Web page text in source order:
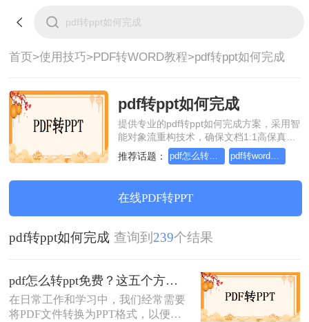
首页>使用技巧>PDF转WORD教程>pdf转ppt如何完成
pdf转ppt如何完成
提供专业的pdf转ppt如何完成方案，采用智
能对象流重构技术，确保文档1:1高保真还
原且排版不乱码。支持一键批量处理，全
链路 SSL 加密保障隐私安全。助您快速实
公。
推荐话题： pdf怎么转word，这个方法简单又方便 pdf转word在线怎么操作，这个方法简单又方便
在线PDF转PPT
pdf转ppt如何完成 查询到239个结果
pdf怎么转ppt免费？这五个方法请收好！方便又好用！
在日常工作和学习中，我们经常需要
将PDF文件转换为PPT格式，以便进